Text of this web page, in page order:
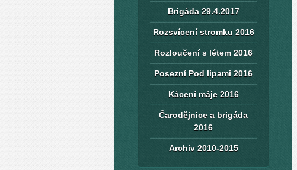
Brigáda 29.4.2017
Rozsvícení stromku 2016
Rozloučení s létem 2016
Posezní Pod lipami 2016
Kácení máje 2016
Čarodějnice a brigáda
2016
Archiv 2010-2015